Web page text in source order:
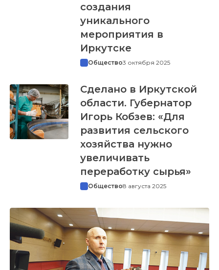
создания
уникального
мероприятия в
Иркутске
Общество3 октября 2025
Сделано в Иркутской
области. Губернатор
Игорь Кобзев: «Для
развития сельского
хозяйства нужно
увеличивать
переработку сырья»
Общество8 августа 2025